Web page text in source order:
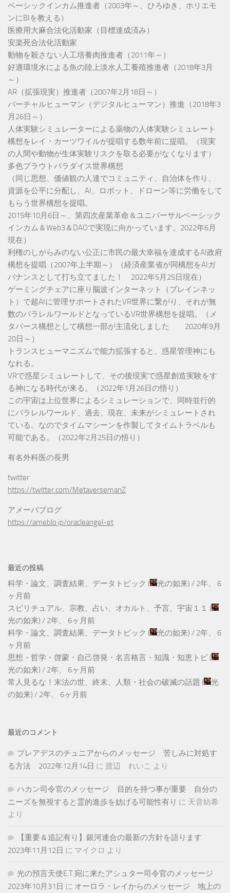
ベーシックインカム推進者（2003年～、ひろゆき、ホリエモ
ンにBIを教える）
医療用大麻合法化活動家（目標達成済み）
安楽死合法化活動家
動物を殺さない人工培養肉推進者（2011年～）
好適環境水による魚の陸上淡水人工養殖推進者（2018年3月
～）
AR（拡張現実）推進者（2007年2月18日～）
バーチャルヒューマン（デジタルヒューマン）推進（2018年3
月26日～）
人体実験シミュレーターによる薬物の人体実験シミュレート
構想をレイ・カーツワイルが提唱する数年前に提唱。（現実
の人間や動物が生体実験リスクを取る必要がなくなります）
多色プラウトパラダイス世界構想
（同じ思想、価値観の人達でコミュニティ、自治体を作り、
資源を公平に分配し、AI、ロボット、ドローン等に労働をして
もらう世界構想を提唱。
2015年10月6日～、第四次産業革命＆ユニバーサルベーシック
インカム＆Web3＆DAOで実現に向かっています。2022年6月
現在）
利権のしがらみのない公正に市民の最大幸福を達成するAI政府
構想を提唱（2007年上半期～）（経済産業省が同構想をAIガ
バナンスとして打ち立てました！ 2022年5月25日現在）
ゲーミングチェアに座り脳波インターネット（ブレインネッ
ト）で超AIに管理サポートされたVR世界に繋がり、それが無
数のパラレルワールドとなっているVR世界構想を提唱。（メ
タバース構想として構想一部が主流化しました 2020年9月
20日～）
トランスヒューマニズムで能力拡張すると、惑星管理神にも
なれる。
VRで惑星シミュレートして、その後現実で惑星創造実験をす
る神になる時代が来る。（2022年1月26日の悟り）
この宇宙は上位世界によるシミュレーションで、同時並行的
にパラレルワールド、過去、現在、未来がシミュレートされ
ている。なのでタイムマシーンを作製してタイムトラベルも
可能である。（2022年2月25日の悟り）
有名外科医の長男
twitter
https://twitter.com/MetaversemanZ
アメーバブログ
https://ameblo.jp/oracleangel-et
最近の投稿
科学・論文、調査結果、データトピック ( 光の如来) / 2年、 6
ヶ月前
スピリチュアル、宗教、占い、オカルト、予言、宇宙１１ (
光の如来) / 2年、 6ヶ月前
科学・論文、調査結果、データトピック ( 光の如来) / 2年、 6
ヶ月前
思想・哲学・啓蒙・自己啓発・名言格言・知識・知恵トピ (
光の如来) / 2年、 6ヶ月前
常人見るな！末法の世、終末、人類・社会の破滅の話題 (
光
の如来) / 2年、 6ヶ月前
最近のコメント
プレアデスのチュニアからのメッセージ 苦しみに対処す
る方法 2022年12月14日 に 渡辺 れいこ より
ハカン司令官のメッセージ 目的を持つ事が重要 自分の
ニーズを無視すると霊的進歩を妨げる可能性有り に 天音紡希
より
【重要＆追記有り】銀河連合の最新の方針を語ります
2023年11月12日 に マイクロ より
光の預言天使E.T.宛に来たアシュター司令官のメッセージ
2023年10月31日 に オーロラ・レイからのメッセージ 地上の